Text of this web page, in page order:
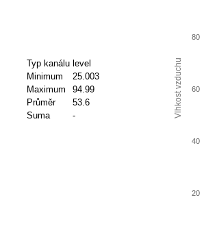
Typ kanálu level
Minimum
25.003
Maximum
94.99
Průměr
53.6
Suma
- Vlhkost vzduchu
20
40
60
80